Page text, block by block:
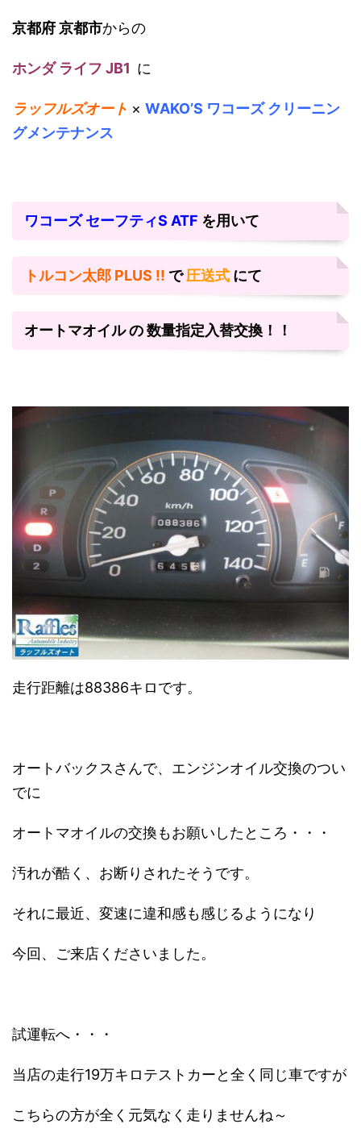
京都府 京都市からの
ホンダ ライフ JB1 に
ラッフルズオート × WAKO’S ワコーズ クリーニン
グメンテナンス
ワコーズ セーフティS ATF を用いて
トルコン太郎 PLUS !! で圧送式 にて
オートマオイル の 数量指定入替交換！！
走行距離は88386キロです。
オートバックスさんで、エンジンオイル交換のつい
でに
オートマオイルの交換もお願いしたところ・・・
汚れが酷く、お断りされたそうです。
それに最近、変速に違和感も感じるようになり
今回、ご来店くださいました。
試運転へ・・・
当店の走行19万キロテストカーと全く同じ車ですが
こちらの方が全く元気なく走りませんね～